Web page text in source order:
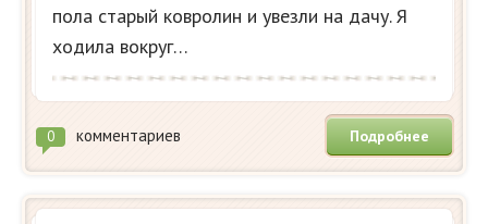
пола старый ковролин и увезли на дачу. Я
ходила вокруг…
0 комментариев Подробнее